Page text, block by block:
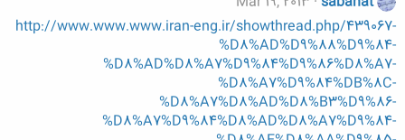
http://www.www.www.iran-eng.ir/showthread.php/439067-
%D8%AD%D9%88%D9%84-
%D8%AD%D8%A7%D9%84%D9%86%D8%A7-
%D8%A7%D9%84%DB%8C-
%D8%A7%D8%AD%D8%B3%D9%86-
%D8%A7%D9%84%D8%AD%D8%A7%D9%84-